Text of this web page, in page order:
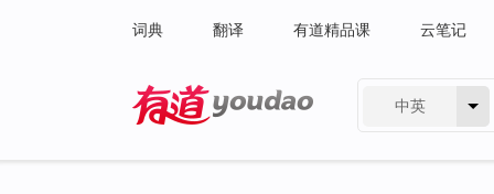
词典 翻译 有道精品课 云笔记
中英